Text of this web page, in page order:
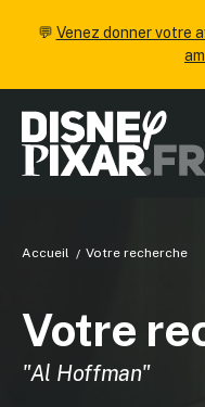
💬 Venez donner votre
Accueil Votre recherche
Votre
"Al Hoffman"